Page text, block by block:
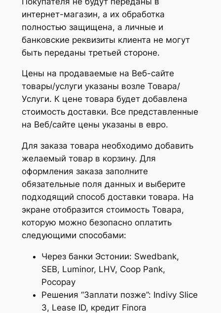
интернет-магазин, а их обработка
полностью защищена, а личные и
банковские реквизиты клиента не могут
быть переданы третьей стороне.
Цены на продаваемые на Веб-сайте
товары/услуги указаны возле Товара/
Услуги. К цене товара будет добавлена
стоимость доставки. Все представленные
на Веб/сайте цены указаны в евро.
Для заказа товара необходимо добавить
желаемый товар в корзину. Для
оформления заказа заполните
обязательные поля данных и выберите
подходящий способ доставки товара. На
экране отобразится стоимость Товара,
которую можно безопасно оплатить
следующими способами:
Через банки Эстонии: Swedbank,
SEB, Luminor, LHV, Coop Pank,
Pocopay
Решения “Заплати позже”: Indivy Slice
3, Lease ID, кредит Finora